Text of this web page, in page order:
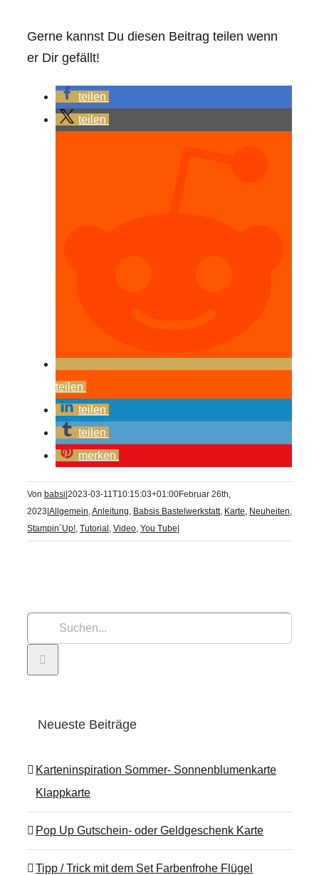
Gerne kannst Du diesen Beitrag teilen wenn
er Dir gefällt!
teilen
teilen
teilen
teilen
teilen
merken
Von babsi|2023-03-11T10:15:03+01:00Februar 26th,
2023|Allgemein Anleitung Babsis Bastelwerkstatt, Karte Neuheiten
Stampin´Up! Tutorial Video You Tube|
nach:
Neueste Beiträge
Karteninspiration Sommer- Sonnenblumenkarte
Klappkarte
Pop Up Gutschein- oder Geldgeschenk Karte
Tipp / Trick mit dem Set Farbenfrohe Flügel